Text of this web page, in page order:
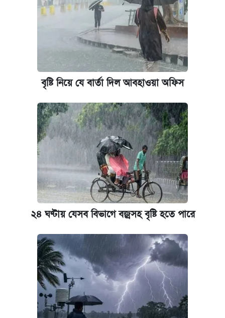
আজকের বাজারে স্বর্ণ-রুপার দাম (৫ আগস্ট)
পাঁচ দপ্তরে নতুন সচিব নিয়োগ দিল সরকার
কবে হবে মেডিকেল ভর্তি পরীক্ষা, জানা গেল যা
আজকের বাজারে স্বর্ণের দাম (৪ আগস্ট)
আজকের বাজারে স্বর্ণের দাম (৬ আগস্ট)
বৃষ্টি নিয়ে যে বার্তা দিল আবহাওয়া অফিস
২৪ ঘণ্টায় যেসব বিভাগে বজ্রসহ বৃষ্টি হতে পারে